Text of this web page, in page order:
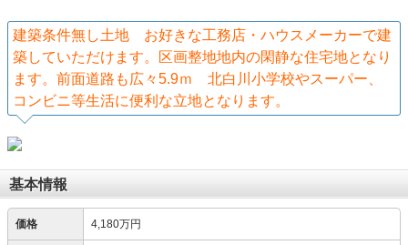
建築条件無し土地 お好きな工務店・ハウスメーカーで建
築していただけます。区画整地地内の閑静な住宅地となり
ます。前面道路も広々5.9ｍ 北白川小学校やスーパー、
コンビニ等生活に便利な立地となります。
基本情報
価格 4,180万円